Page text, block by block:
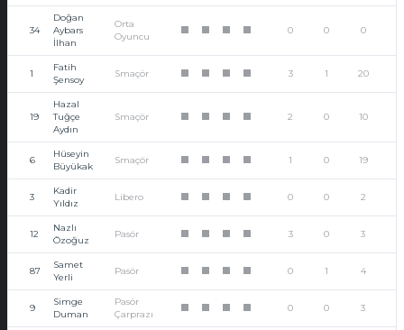
34
Doğan
Aybars
İlhan
Orta
Oyuncu
0 0 0
1
Fatih
Şensoy
Smaçör 3 1 20
19
Hazal
Tuğçe
Aydın
Smaçör 2 0 10
6
Hüseyin
Büyükak
Smaçör 1 0 19
3
Kadir
Yıldız
Libero 0 0 2
12
Nazlı
Özoğuz
Pasör 3 0 3
87
Samet
Yerli
Pasör 0 1 4
9
Simge
Duman
Pasör
Çarprazı
0 0 3